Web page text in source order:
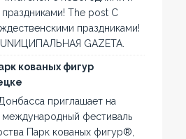
The post С
праздниками!
GAZЕТА.
кованых фигур
приглашает на
международный фестиваль
Парк кованых фигур®,